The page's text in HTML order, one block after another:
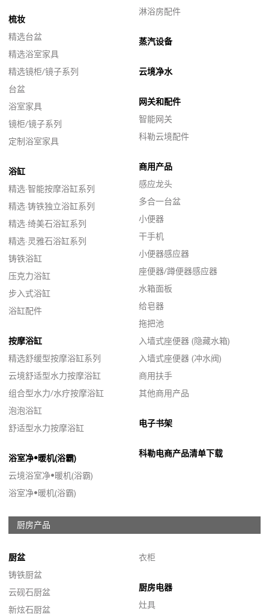
梳妆
精选台盆
精选浴室家具
精选镜柜/镜子系列
台盆
浴室家具
镜柜/镜子系列
定制浴室家具
浴缸
精选·智能按摩浴缸系列
精选·铸铁独立浴缸系列
精选·绮美石浴缸系列
精选·灵雅石浴缸系列
铸铁浴缸
压克力浴缸
步入式浴缸
浴缸配件
按摩浴缸
精选舒缓型按摩浴缸系列
云境舒适型水力按摩浴缸
组合型水力/水疗按摩浴缸
泡泡浴缸
舒适型水力按摩浴缸
浴室净•暖机(浴霸)
云境浴室净•暖机(浴霸)
浴室净•暖机(浴霸)
淋浴房配件
蒸汽设备
云境净水
网关和配件
智能网关
科勒云境配件
商用产品
感应龙头
多合一台盆
小便器
干手机
小便器感应器
座便器/蹲便器感应器
水箱面板
给皂器
拖把池
入墙式座便器 (隐藏水箱)
入墙式座便器 (冲水阀)
商用扶手
其他商用产品
电子书架
科勒电商产品清单下载
厨房产品
厨盆
铸铁厨盆
云砚石厨盆
新炫石厨盆
衣柜
厨房电器
灶具